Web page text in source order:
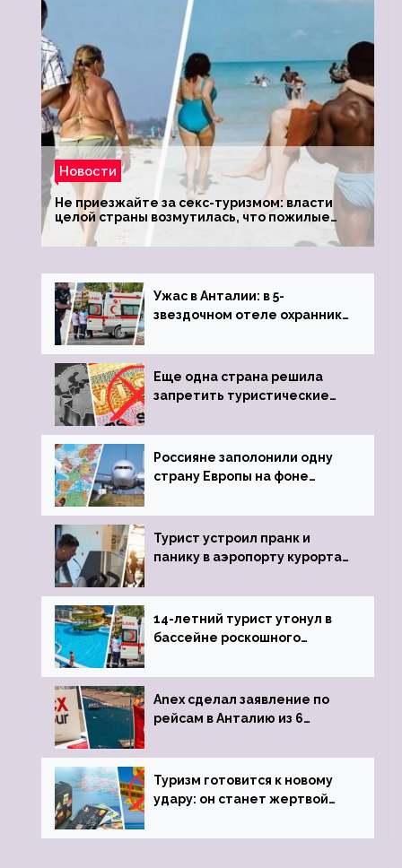
Новости
Не приезжайте за секс-туризмом: власти
целой страны возмутилась, что пожилые
туристки массово едут к ним, чтобы
обзавестись молодыми любовниками
Ужас в Анталии: в 5-
звездочном отеле охранник
пистолета
Еще одна страна решила
запретить туристические
Россияне заполонили одну
страну Европы на фоне
виз
Турист устроил пранк и
панику в аэропорту курорта,
задержке рейса
14-летний турист утонул в
бассейне роскошного
Anex сделал заявление по
рейсам в Анталию из 6
Туризм готовится к новому
удару: он станет жертвой